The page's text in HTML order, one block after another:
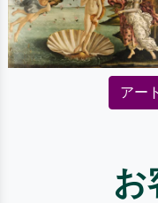
アー
お